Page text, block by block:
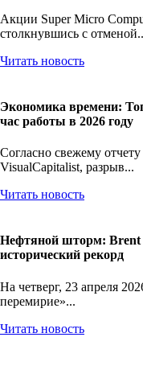
Акции Super Micro
столкнувшись с
Читать новость
Экономика времени:
час работы в 2026 году
Согласно свежему
VisualCapitalist, разрыв...
Читать новость
Нефтяной шторм:
исторический рекорд
На четверг, 23 апреля
перемирие»...
Читать новость